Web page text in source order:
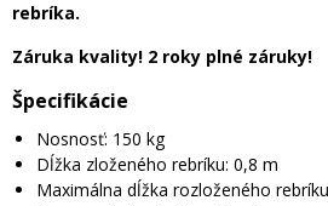
rebríka.
Záruka kvality! 2 roky plné záruky!
Špecifikácie
Nosnosť: 150 kg
Dĺžka zloženého rebríku: 0,8 m
Maximálna dĺžka rozloženého